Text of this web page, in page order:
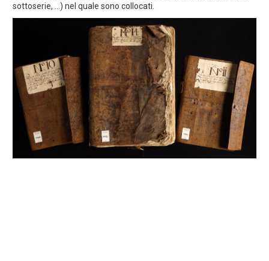
sottoserie, ...) nel quale sono collocati.